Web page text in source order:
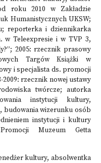
roku 2010 w Zakładzie
Humanistycznych UKSW;
reporterka i dziennikarka
w Teleexpresie i w TVP 3,
2005: rzecznik prasowy
Targów Książki w
i specjalista ds. promocji
rzecznik nowej ustawy
twórcze; autorka
instytucji kultury,
budowania wizerunku osób
instytucji i kultury
Muzeum Getta
kultury, absolwentka